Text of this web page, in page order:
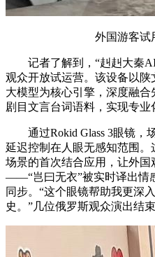
外国游客试
记者了解到，“赳赳大秦AI
观众开放试运营。该设备以陕
大模型为核心引擎，深度融
剧目文言台词语料，实现专业
通过Rokid Glass 3眼镜，
延迟控制在人眼无感知范围
场景的首次结合应用，让外国
——“岂曰无衣”被实时译出情
同步。“这个眼镜帮助我更深
史。”几位俄罗斯观众演出结